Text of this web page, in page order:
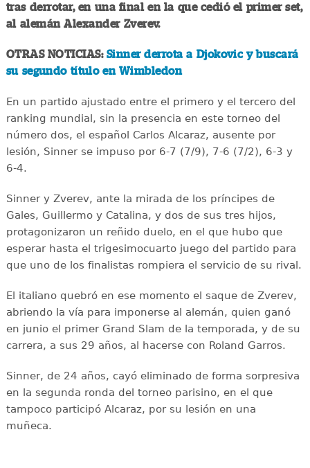
tras derrotar, en una final en la que cedió el primer set,
al alemán Alexander Zverev.
OTRAS NOTICIAS: Sinner derrota a Djokovic y buscará
su segundo título en Wimbledon
En un partido ajustado entre el primero y el tercero del
ranking mundial, sin la presencia en este torneo del
número dos, el español Carlos Alcaraz, ausente por
lesión, Sinner se impuso por 6-7 (7/9), 7-6 (7/2), 6-3 y
6-4.
Sinner y Zverev, ante la mirada de los príncipes de
Gales, Guillermo y Catalina, y dos de sus tres hijos,
protagonizaron un reñido duelo, en el que hubo que
esperar hasta el trigesimocuarto juego del partido para
que uno de los finalistas rompiera el servicio de su rival.
El italiano quebró en ese momento el saque de Zverev,
abriendo la vía para imponerse al alemán, quien ganó
en junio el primer Grand Slam de la temporada, y de su
carrera, a sus 29 años, al hacerse con Roland Garros.
Sinner, de 24 años, cayó eliminado de forma sorpresiva
en la segunda ronda del torneo parisino, en el que
tampoco participó Alcaraz, por su lesión en una
muñeca.